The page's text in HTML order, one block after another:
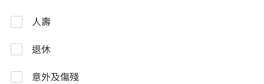
人壽
退休
意外及傷殘